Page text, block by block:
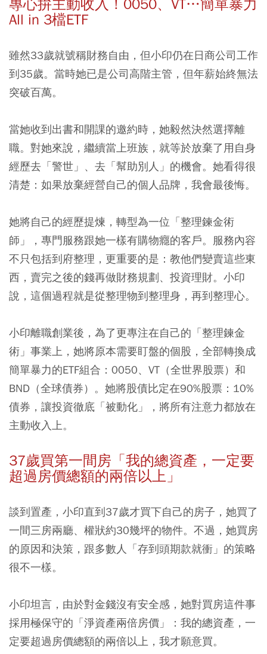
專心拚主動收入！0050、VT…簡單暴力
All in 3檔ETF
雖然33歲就號稱財務自由，但小印仍在日商公司工作
到35歲。當時她已是公司高階主管，但年薪始終無法
突破百萬。
當她收到出書和開課的邀約時，她毅然決然選擇離
職。對她來說，繼續當上班族，就等於放棄了用自身
經歷去「警世」、去「幫助別人」的機會。她看得很
清楚： 如果放棄經營自己的個人品牌，我會最後悔。
她將自己的經歷提煉，轉型為一位「整理鍊金術
師」，專門服務跟她一樣有購物癮的客戶。服務內容
不只包括到府整理，更重要的是：教他們變賣這些東
西，賣完之後的錢再做財務規劃、投資理財。小印
說，這個過程就是從整理物到整理身，再到整理心。
小印離職創業後，為了更專注在自己的「整理鍊金
術」事業上，她將原本需要盯盤的個股，全部轉換成
簡單暴力的ETF組合：0050、VT（全世界股票）和
BND（全球債券）。她將股債比定在90%股票：10%
債券，讓投資徹底「被動化」，將所有注意力都放在
主動收入上。
37歲買第一間房「我的總資產，一定要
超過房價總額的兩倍以上」
談到置產，小印直到37歲才買下自己的房子，她買了
一間三房兩廳、權狀約30幾坪的物件。不過，她買房
的原因和決策，跟多數人「存到頭期款就衝」的策略
很不一樣。
小印坦言，由於對金錢沒有安全感，她對買房這件事
採用極保守的「淨資產兩倍房價」：我的總資產，一
定要超過房價總額的兩倍以上，我才願意買。